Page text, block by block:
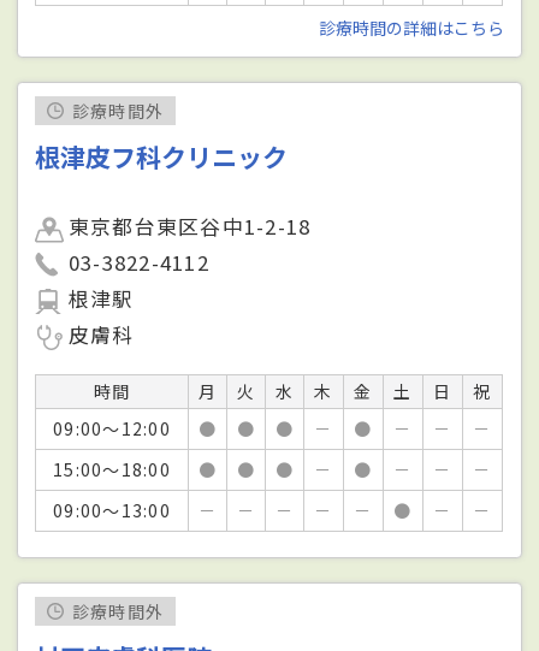
診療時間の詳細はこちら
診療時間外
根津皮フ科クリニック
東京都台東区谷中1-2-18
03-3822-4112
根津駅
皮膚科
時間 月 火 水 木 金 土 日
祝
09:00～12:00
● ● ● － ● － －
－
15:00～18:00
● ● ● － ● － －
－
09:00～13:00
－ － － － － ● － －
診療時間外